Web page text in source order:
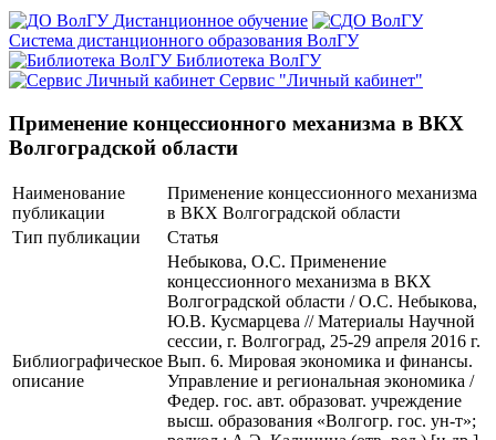
Дистанционное обучение
Система дистанционного образования ВолГУ
Библиотека ВолГУ
Сервис "Личный кабинет"
Применение концессионного механизма в ВКХ
Волгоградской области
Наименование
публикации
Применение концессионного механизма
в ВКХ Волгоградской области
Тип публикации
Статья
Библиографическое
описание
Небыкова, О.С. Применение
концессионного механизма в ВКХ
Волгоградской области / О.С. Небыкова,
Ю.В. Кусмарцева // Материалы Научной
сессии, г. Волгоград, 25-29 апреля 2016 г.
Вып. 6. Мировая экономика и финансы.
Управление и региональная экономика /
Федер. гос. авт. образоват. учреждение
высш. образования «Волгогр. гос. ун-т»;